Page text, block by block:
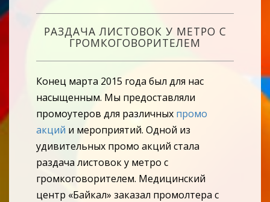
РАЗДАЧА ЛИСТОВОК У МЕТРО С
ГРОМКОГОВОРИТЕЛЕМ
Конец марта 2015 года был для нас
насыщенным. Мы предоставляли
промоутеров для различных промо
акций и мероприятий. Одной из
удивительных промо акций стала
раздача листовок у метро с
громкоговорителем. Медицинский
центр «Байкал» заказал промолтера с